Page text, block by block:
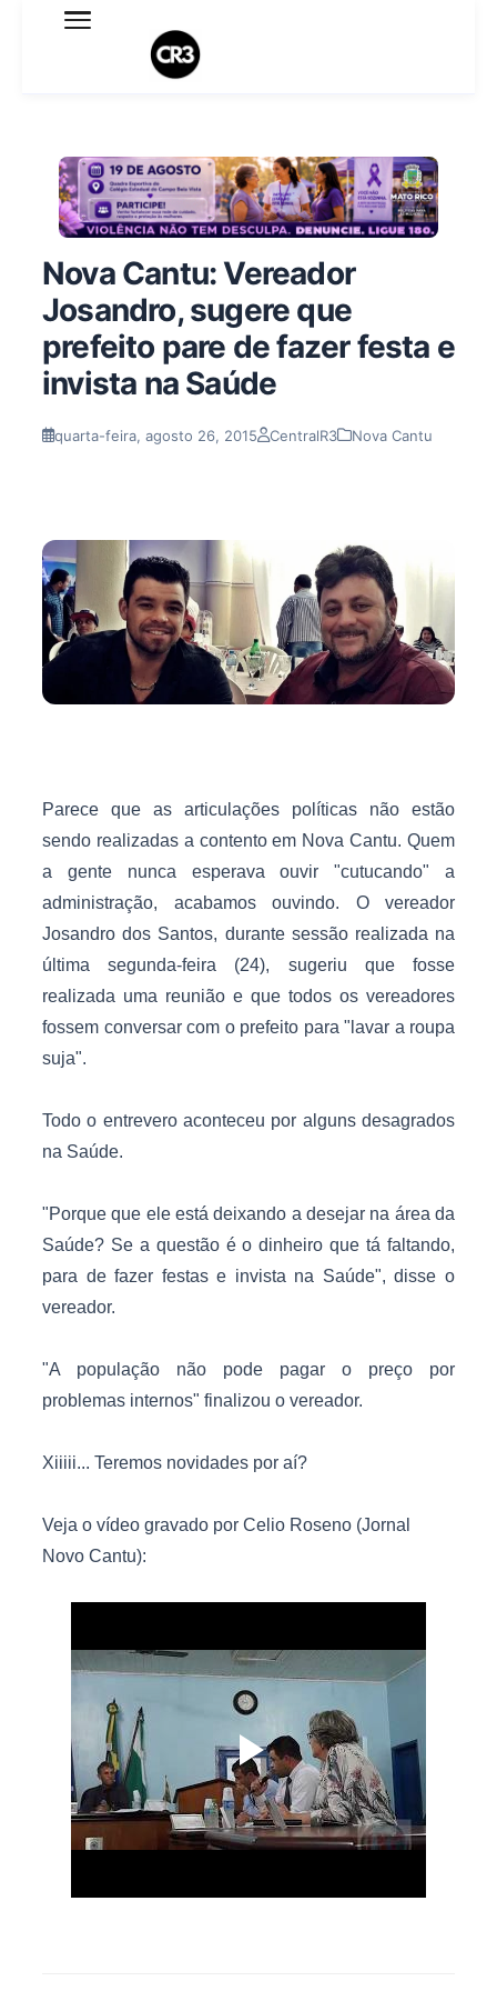
Expediente
Termo de Uso
Sobre o blog
Nova Cantu: Vereador
Josandro, sugere que
prefeito pare de fazer festa e
invista na Saúde
quarta-feira, agosto 26, 2015 CentralR3 Nova Cantu
Parece que as articulações políticas não estão
sendo realizadas a contento em Nova Cantu. Quem
a gente nunca esperava ouvir "cutucando" a
administração, acabamos ouvindo. O vereador
Josandro dos Santos, durante sessão realizada na
última segunda-feira (24), sugeriu que fosse
realizada uma reunião e que todos os vereadores
fossem conversar com o prefeito para "lavar a roupa
suja".
Todo o entrevero aconteceu por alguns desagrados
na Saúde.
"Porque que ele está deixando a desejar na área da
Saúde? Se a questão é o dinheiro que tá faltando,
para de fazer festas e invista na Saúde", disse o
vereador.
"A população não pode pagar o preço por
problemas internos" finalizou o vereador.
Xiiiii... Teremos novidades por aí?
Veja o vídeo gravado por Celio Roseno (Jornal
Novo Cantu):